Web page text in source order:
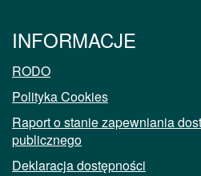
INFORMACJE
RODO
Polityka Cookies
Raport o stanie zapewniania
publicznego
Deklaracja dostępności